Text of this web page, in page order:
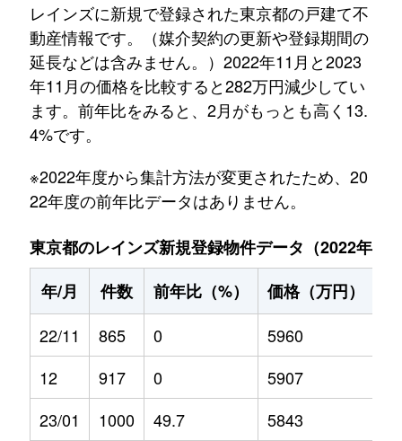
レインズに新規で登録された東京都の戸建て不
動産情報です。（媒介契約の更新や登録期間の
延長などは含みません。）2022年11月と2023
年11月の価格を比較すると282万円減少してい
ます。前年比をみると、2月がもっとも高く13.
4%です。
※2022年度から集計方法が変更されたため、20
22年度の前年比データはありません。
東京都のレインズ新規登録物件データ（2022年11
年/月
件数 前年比（%） 価格（万円）
22/11
865 0 5960
12
917 0 5907
23/01
1000 49.7 5843